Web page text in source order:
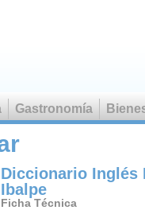
Gastronomía
Diccionario Inglés
Ibalpe
Ficha Técnica